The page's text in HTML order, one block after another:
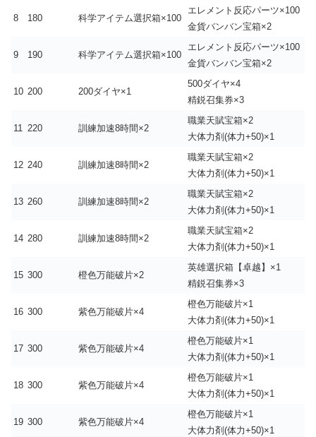
8 180 科学アイテム選択箱×100
エレメント反応パーツ×100
金貨バンバン宝箱×2
9 190 科学アイテム選択箱×100
エレメント反応パーツ×100
金貨バンバン宝箱×2
10 200 200ダイヤ×1
500ダイヤ×4
精鋭召集券×3
11 220 訓練加速8時間×2
職業天賦宝箱×2
大体力剤(体力+50)×1
12 240 訓練加速8時間×2
職業天賦宝箱×2
大体力剤(体力+50)×1
13 260 訓練加速8時間×2
職業天賦宝箱×2
大体力剤(体力+50)×1
14 280 訓練加速8時間×2
職業天賦宝箱×2
大体力剤(体力+50)×1
15 300 橙色万能破片×2
英雄選択箱【卓越】×1
精鋭召集券×3
16 300 紫色万能破片×4
橙色万能破片×1
大体力剤(体力+50)×1
17 300 紫色万能破片×4
橙色万能破片×1
大体力剤(体力+50)×1
18 300 紫色万能破片×4
橙色万能破片×1
大体力剤(体力+50)×1
19 300 紫色万能破片×4
橙色万能破片×1
大体力剤(体力+50)×1